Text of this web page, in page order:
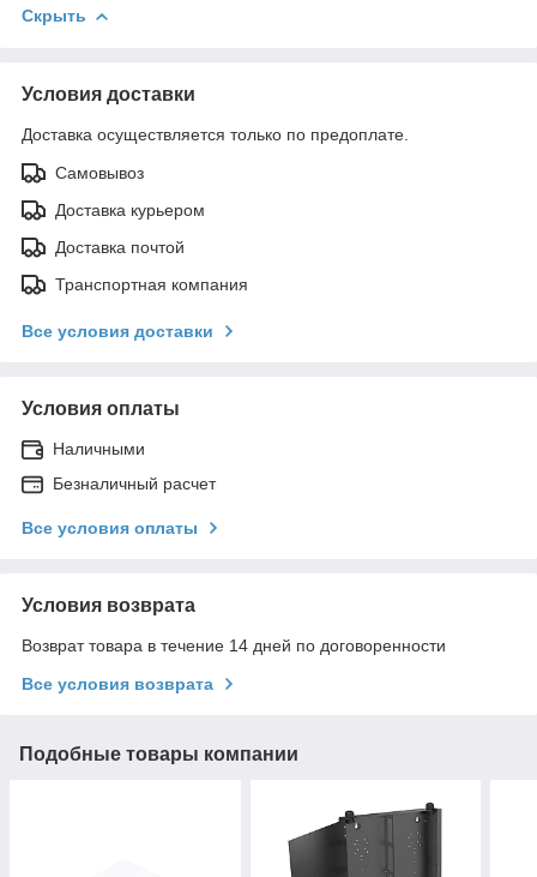
Скрыть
Условия доставки
Доставка осуществляется только по предоплате.
Самовывоз
Доставка курьером
Доставка почтой
Транспортная компания
Все условия доставки
Условия оплаты
Наличными
Безналичный расчет
Все условия оплаты
Условия возврата
Возврат товара в течение 14 дней по договоренности
Все условия возврата
Подобные товары компании